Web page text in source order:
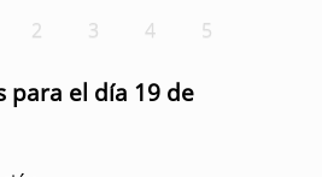
2 3 4 5
para el día 19 de